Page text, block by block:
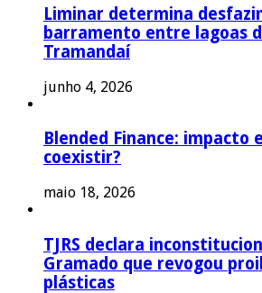
Liminar determina
barramento entre lagoas
Tramandaí
junho 4, 2026
Blended Finance: impacto
coexistir?
maio 18, 2026
TJRS declara
Gramado que revogou
plásticas